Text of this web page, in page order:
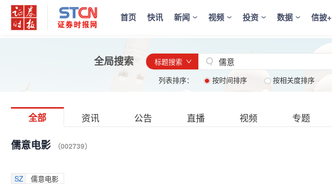
首页 快讯 新闻 视频 投资 数据 信披+
全局搜索 标题搜索
列表排序： 按时间排序 按相关度排序
全部 资讯 公告 直播 视频 专题
儒意电影 （002739）
SZ 儒意电影